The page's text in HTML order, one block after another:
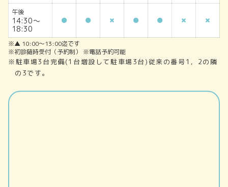
午後
14:30～
18:30
※▲ 10:00～13:00迄です
※初診随時受付（予約制） ※電話予約可能
※駐車場3台完備(1台増設して駐車場3台)従来の番号1，2の隣
の3です。